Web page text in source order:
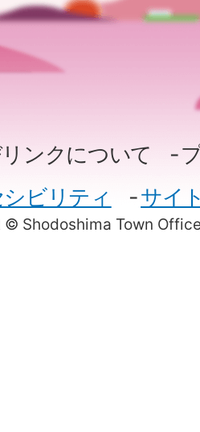
Shodoshima Town
ンクについて
ビリティ
サイ